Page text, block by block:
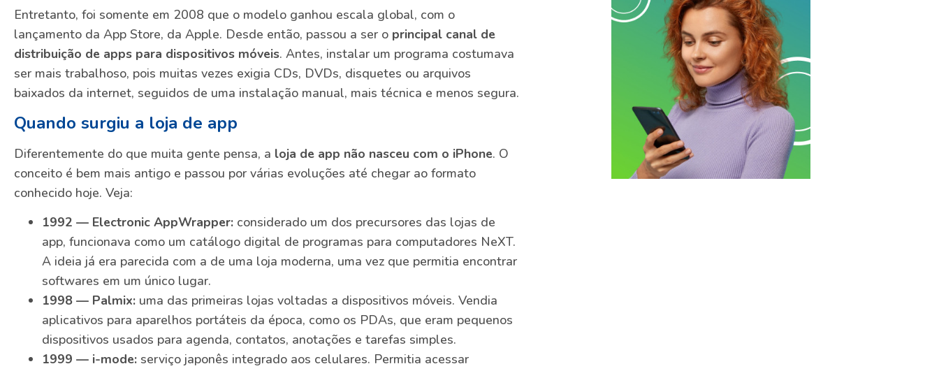
Entretanto, foi somente em 2008 que o modelo ganhou escala global, com o
lançamento da App Store, da Apple. Desde então, passou a ser o principal canal de
distribuição de apps para dispositivos móveis. Antes, instalar um programa costumava
ser mais trabalhoso, pois muitas vezes exigia CDs, DVDs, disquetes ou arquivos
baixados da internet, seguidos de uma instalação manual, mais técnica e menos segura.
Quando surgiu a loja de app
Diferentemente do que muita gente pensa, a loja de app não nasceu com o iPhone. O
conceito é bem mais antigo e passou por várias evoluções até chegar ao formato
conhecido hoje. Veja:
1992 — Electronic AppWrapper: considerado um dos precursores das lojas de
app, funcionava como um catálogo digital de programas para computadores NeXT.
A ideia já era parecida com a de uma loja moderna, uma vez que permitia encontrar
softwares em um único lugar.
1998 — Palmix: uma das primeiras lojas voltadas a dispositivos móveis. Vendia
aplicativos para aparelhos portáteis da época, como os PDAs, que eram pequenos
dispositivos usados para agenda, contatos, anotações e tarefas simples.
1999 — i-mode: serviço japonês integrado aos celulares. Permitia acessar